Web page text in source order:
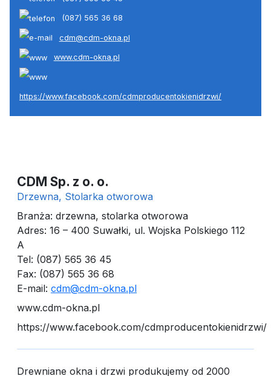
(087) 565 36 68
cdm@cdm-okna.pl
www.cdm-okna.pl
https://www.facebook.com/cdmproducentokienidrzwi/
CDM Sp. z o. o.
Drzewna, Stolarka otworowa
Branża: drzewna, stolarka otworowa
Adres: 16 – 400 Suwałki, ul. Wojska Polskiego 112
A
Tel: (087) 565 36 45
Fax: (087) 565 36 68
E-mail: cdm@cdm-okna.pl
www.cdm-okna.pl
https://www.facebook.com/cdmproducentokienidrzwi/
Drewniane okna i drzwi produkujemy od 2000